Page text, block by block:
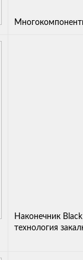
Наконечник
технология